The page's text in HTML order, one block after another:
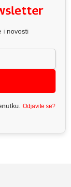
i novosti
Odjavite se?